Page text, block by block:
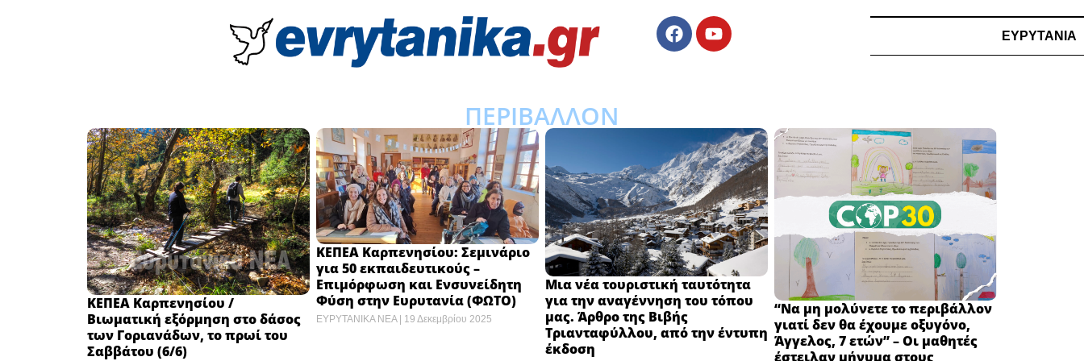
ΕΥΡΥΤΑΝΙΑ
ΠΕΡΙΒΑΛΛΟΝ
ΚΕΠΕΑ Καρπενησίου /
Βιωματική εξόρμηση στο δάσος
των Γοριανάδων, το πρωί του
Σαββάτου (6/6)
ΚΕΠΕΑ Καρπενησίου: Σεμινάριο
για 50 εκπαιδευτικούς –
Επιμόρφωση και Ενσυνείδητη
Φύση στην Ευρυτανία (ΦΩΤΟ)
ΕΥΡΥΤΑΝΙΚΑ ΝΕΑ 19 Δεκεμβρίου 2025
Μια νέα τουριστική ταυτότητα
για την αναγέννηση του τόπου
μας. Άρθρο της Βιβής
Τριανταφύλλου, από την έντυπη
έκδοση
“Να μη μολύνετε το περιβάλλον
γιατί δεν θα έχουμε οξυγόνο,
Άγγελος, 7 ετών” – Οι μαθητές
έστειλαν μήνυμα στους